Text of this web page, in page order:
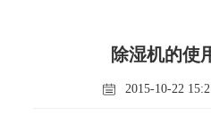
除湿机的使
2015-10-22